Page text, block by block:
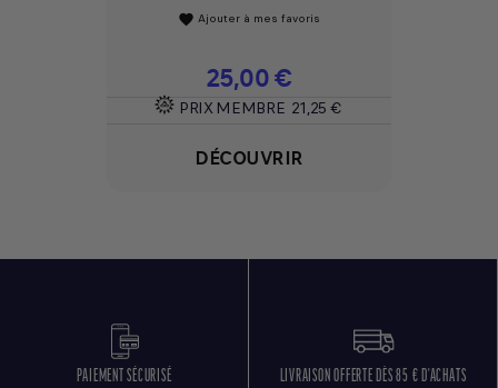
favorite Ajouter à mes favoris
Prix
25,00 €
PRIX MEMBRE 21,25 €
DÉCOUVRIR
PAIEMENT SÉCURISÉ LIVRAISON OFFERTE DÈS 85 € D'ACHATS